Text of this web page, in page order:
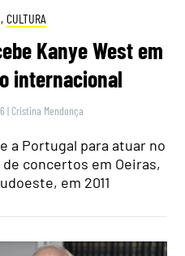
, CULTURA
Kanye West em
internacional
| Cristina Mendonça
a Portugal para atuar no
concertos em Oeiras,
em 2011